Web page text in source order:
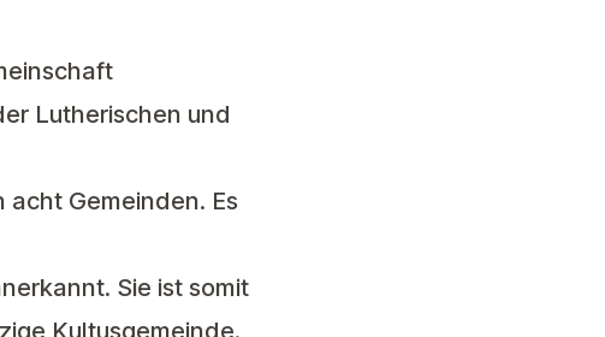
Lutherischen und
Gemeinden. Es
Sie ist somit
Kultusgemeinde.